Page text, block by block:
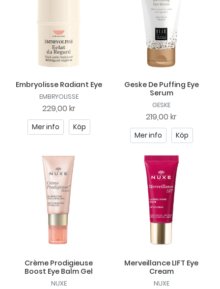
Embryolisse Radiant Eye
EMBRYOLISSE
229,00 kr
Mer info Köp
Geske De Puffing Eye
Serum
GESKE
219,00 kr
Mer info Köp
Crème Prodigieuse
Boost Eye Balm Gel
NUXE
Merveillance LIFT Eye
Cream
NUXE